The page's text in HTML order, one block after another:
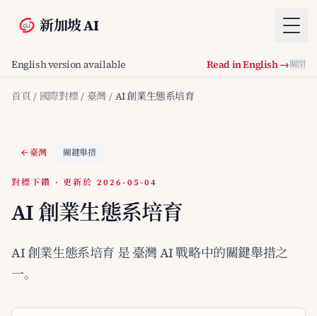
新加坡 AI
English version available Read in English →關閉
首頁 / 國際對標 / 臺灣 / AI 創業生態系培育
臺灣 關鍵舉措
對標下鑽 · 更新於 2026-05-04
AI 創業生態系培育
AI 創業生態系培育 是 臺灣 AI 戰略中的關鍵舉措之
一。